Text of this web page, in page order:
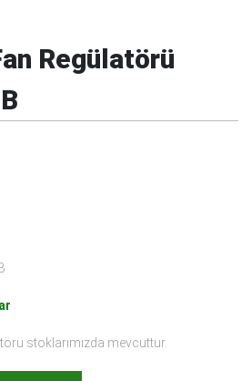
Regülatörü
stoklarımızda mevcuttur.